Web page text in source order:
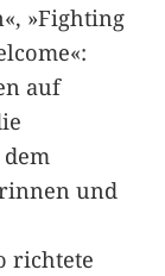
»Fighting
auf
und
richtete